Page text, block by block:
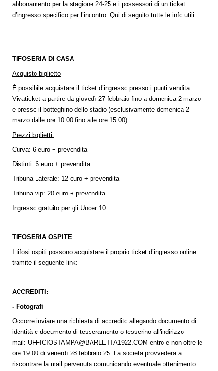
abbonamento per la stagione 24-25 e i possessori di un ticket
d’ingresso specifico per l’incontro. Qui di seguito tutte le info utili.
TIFOSERIA DI CASA
Acquisto biglietto
È possibile acquistare il ticket d’ingresso presso i punti vendita
Vivaticket a partire da giovedì 27 febbraio fino a domenica 2 marzo
e presso il botteghino dello stadio (esclusivamente domenica 2
marzo dalle ore 10:00 fino alle ore 15:00).
Prezzi biglietti:
Curva: 6 euro + prevendita
Distinti: 6 euro + prevendita
Tribuna Laterale: 12 euro + prevendita
Tribuna vip: 20 euro + prevendita
Ingresso gratuito per gli Under 10
TIFOSERIA OSPITE
I tifosi ospiti possono acquistare il proprio ticket d’ingresso online
tramite il seguente link:
ACCREDITI:
- Fotografi
Occorre inviare una richiesta di accredito allegando documento di
identità e documento di tesseramento o tesserino all'indirizzo
mail: UFFICIOSTAMPA@BARLETTA1922.COM entro e non oltre le
ore 19:00 di venerdì 28 febbraio 25. La società provvederà a
riscontrare la mail pervenuta comunicando eventuale ottenimento